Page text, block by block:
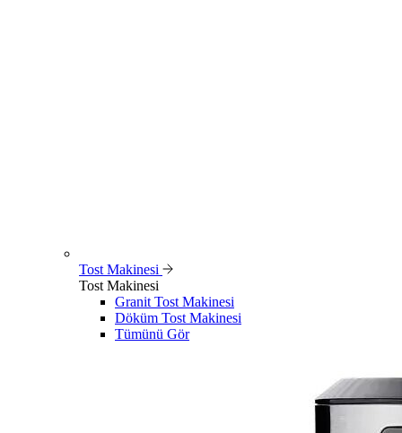
Tost Makinesi
Tost Makinesi
Granit Tost Makinesi
Döküm Tost Makinesi
Tümünü Gör